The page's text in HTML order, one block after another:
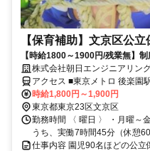
【保育補助】文京区公
【時給1800～1900円/残業無】
姿で楽しく保育。
株式会社朝日エンジニアリン
アクセス ■東京メトロ 後楽園
り・・・徒歩8分
時給1,800円～1,900円
東京都東京23区文京区
勤務時間 〈 曜日 〉 ・月曜～
うち、実働7時間45分（休憩60
仕事内容 園児90名ほどの公